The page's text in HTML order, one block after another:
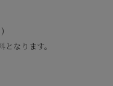
なります。